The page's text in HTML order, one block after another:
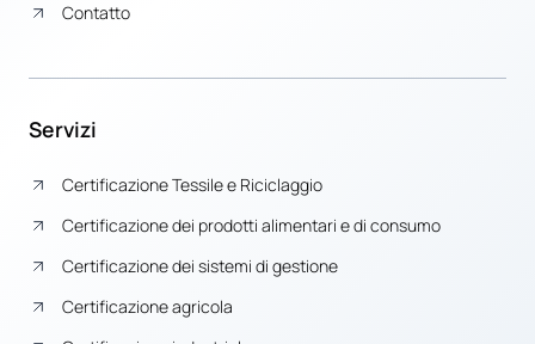
Contatto
Servizi
Certificazione Tessile e Riciclaggio
Certificazione dei prodotti alimentari e di consumo
Certificazione dei sistemi di gestione
Certificazione agricola